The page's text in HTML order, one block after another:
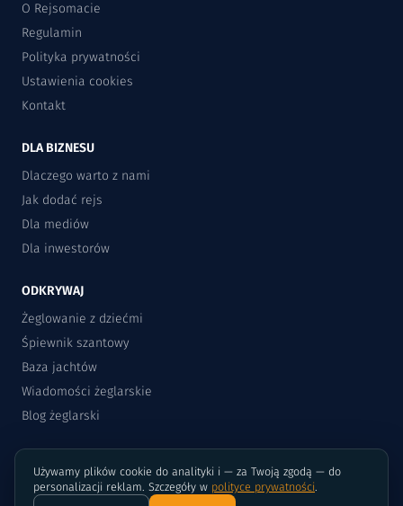
Używamy plików cookie do analityki i — za Twoją zgodą — do
personalizacji reklam. Szczegóły w polityce prywatności.
O Rejsomacie
Regulamin
Polityka prywatności
Ustawienia cookies
Kontakt
DLA BIZNESU
Dlaczego warto z nami
Jak dodać rejs
Dla mediów
Dla inwestorów
ODKRYWAJ
Żeglowanie z dziećmi
Śpiewnik szantowy
Baza jachtów
Wiadomości żeglarskie
Blog żeglarski